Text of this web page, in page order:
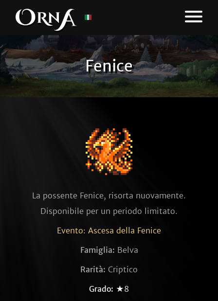
Fenice
La possente Fenice, risorta nuovamente.
Disponibile per un periodo limitato.
Evento: Ascesa della Fenice
Famiglia: Belva
Rarità: Criptico
Grado: ★8